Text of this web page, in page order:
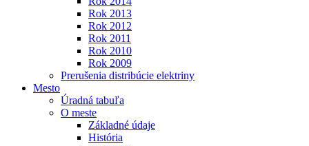
Rok 2013
Rok 2012
Rok 2011
Rok 2010
Rok 2009
Prerušenia distribúcie elektriny
Mesto
Úradná tabuľa
O meste
Základné údaje
História